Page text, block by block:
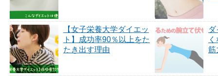
【女子栄養大学ダイエッ
ト】成功率90％以上をた
たき出す理由
筋